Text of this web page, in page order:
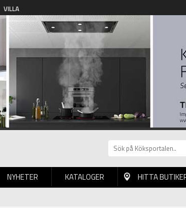
VILLA
NYHETER KATALOGER HITTA